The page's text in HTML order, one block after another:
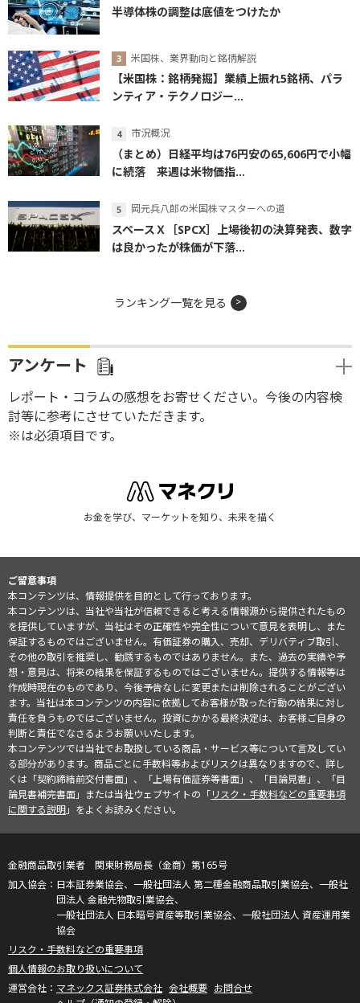
半導体株の調整は底値をつけたか
米国株、業界動向と銘柄解説
【米国株：銘柄発掘】業績上振れ5銘柄、パラ
ンティア・テクノロジー...
市況概況
（まとめ）日経平均は76円安の65,606円で小幅
に続落 来週は米物価指...
岡元兵八郎の米国株マスターへの道
スペースＸ［SPCX］上場後初の決算発表、数字
は良かったが株価が下落...
ランキング一覧を見る
アンケート
レポート・コラムの感想をお寄せください。今後の内容検
討等に参考にさせていただきます。
※は必須項目です。
お金を学び、マーケットを知り、未来を描く
ご留意事項
本コンテンツは、情報提供を目的として行っております。
本コンテンツは、当社や当社が信頼できると考える情報源から提供されたもの
を提供していますが、当社はその正確性や完全性について意見を表明し、また
保証するものではございません。有価証券の購入、売却、デリバティブ取引、
その他の取引を推奨し、勧誘するものではありません。また、過去の実績や予
想・意見は、将来の結果を保証するものではございません。提供する情報等は
作成時現在のものであり、今後予告なしに変更または削除されることがござい
ます。当社は本コンテンツの内容に依拠してお客様が取った行動の結果に対し
責任を負うものではございません。投資にかかる最終決定は、お客様ご自身の
判断と責任でなさるようお願いいたします。
本コンテンツでは当社でお取扱している商品・サービス等について言及してい
る部分があります。商品ごとに手数料等およびリスクは異なりますので、詳し
くは「契約締結前交付書面」、「上場有価証券等書面」、「目論見書」、「目
論見書補完書面」または当社ウェブサイトの「リスク・手数料などの重要事項
に関する説明」をよくお読みください。
金融商品取引業者 関東財務局長（金商）第165号
日本証券業協会、一般社団法人 第二種金融商品取引業協会、一般社
団法人 金融先物取引業協会、
一般社団法人 日本暗号資産等取引業協会、一般社団法人 資産運用業
協会
リスク・手数料などの重要事項
個人情報のお取り扱いについて
マネックス証券株式会社 会社概要 お問合せ